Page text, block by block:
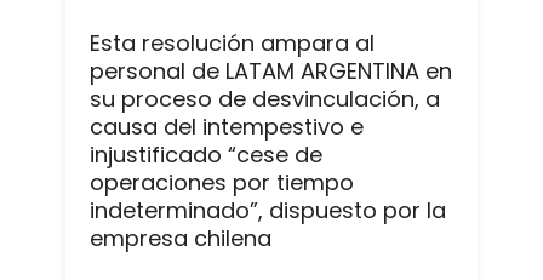
Esta resolución ampara al
personal de LATAM ARGENTINA en
su proceso de desvinculación, a
causa del intempestivo e
injustificado “cese de
operaciones por tiempo
indeterminado”, dispuesto por la
empresa chilena